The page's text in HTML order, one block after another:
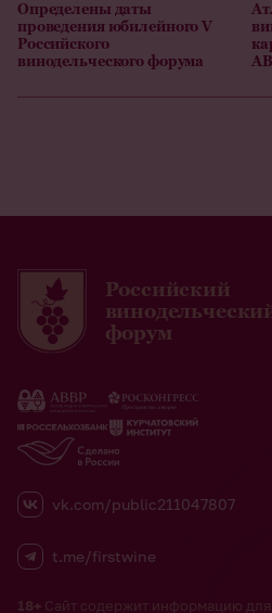
Определены даты
проведения юбилейного V
Российского
винодельческого форума
Российский
форум
vk.com/public211047807
t.me/firstwine
18+ Сайт содержит информацию